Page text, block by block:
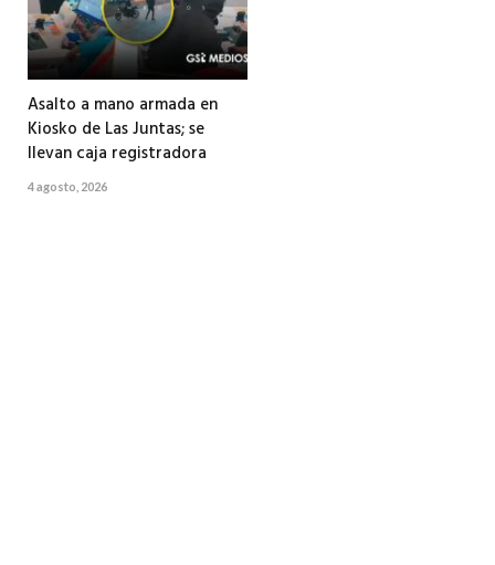
Asalto a mano armada en
Kiosko de Las Juntas; se
llevan caja registradora
4 agosto, 2026